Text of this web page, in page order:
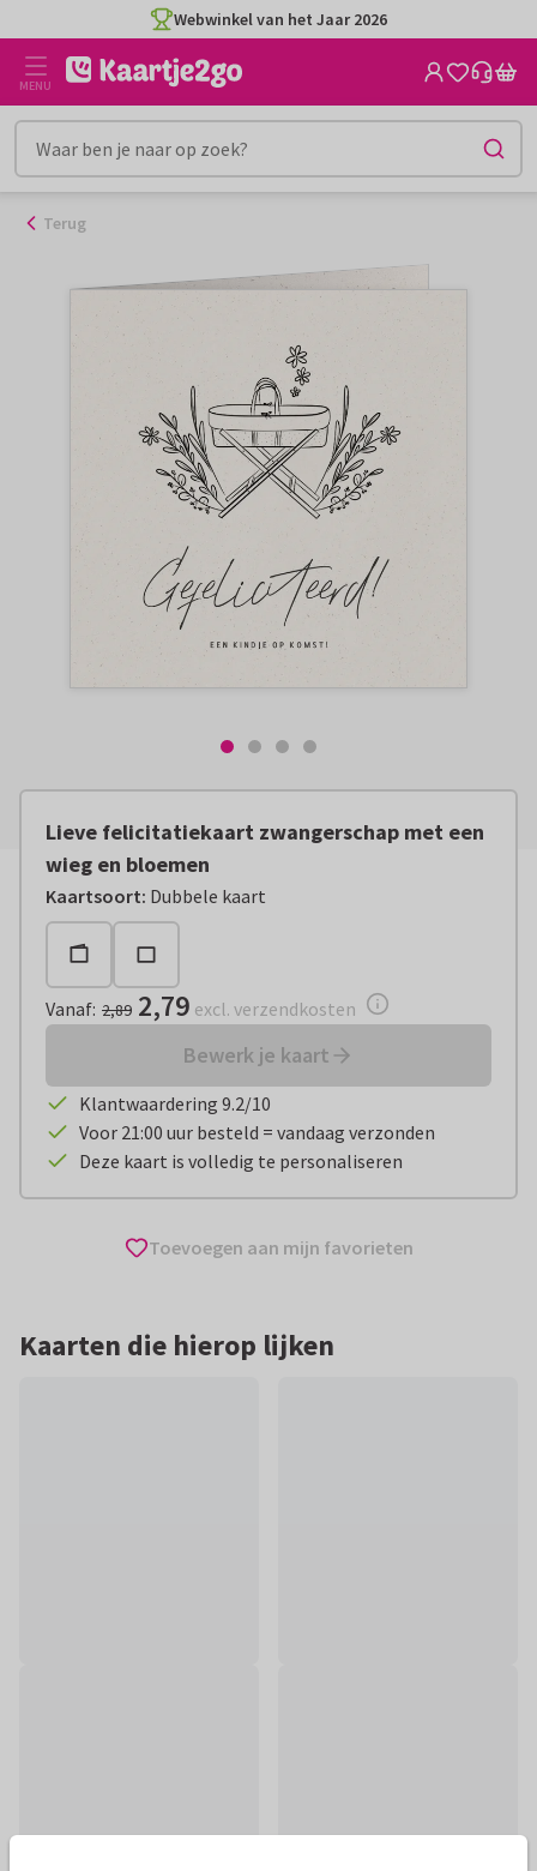
naar
inhoud
Webwinkel van het Jaar 2026
MENU
Terug
Lieve felicitatiekaart zwangerschap met een
wieg en bloemen
Kaartsoort: Dubbele kaart
Vanaf:€ 2,79 excl. verzendkosten
Vanaf: 2,89 2,79 excl. verzendkosten
Bewerk je kaart
Klantwaardering 9.2/10
Voor 21:00 uur besteld = vandaag verzonden
Deze kaart is volledig te personaliseren
Toevoegen aan mijn favorieten
Kaarten die hierop lijken